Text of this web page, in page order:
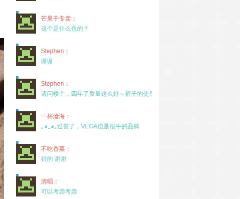
芒果干专卖：
这个是什么色的？
Stephen：
谢谢
Stephen：
请问楼主，四年了质量这么好～裤子的使用率高吗？
一杯滄海：
｡◕‿◕｡过誉了，VEGA也是很牛的品牌
不吃香菜：
好的 谢谢
清唱：
可以考虑考虑